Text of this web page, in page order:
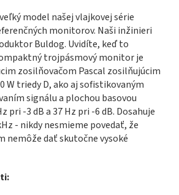
model našej vlajkovej série
monitorov. Naši inžinieri
Buldog. Uvidíte, keď to
trojpásmový monitor je
zosilňovačom Pascal zosilňujúcim
W triedy D, ako aj sofistikovaným
signálu a plochou basovou
pri -3 dB a 37 Hz pri -6 dB. Dosahuje
- nikdy nesmieme povedať, že
nemôže dať skutočne vysoké